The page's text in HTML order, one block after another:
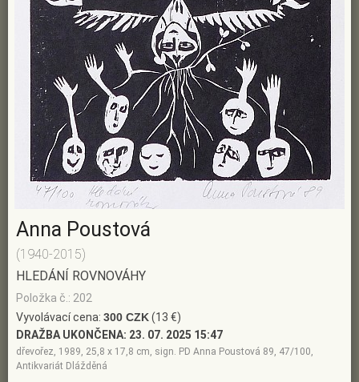
Anna Poustová
(1940-2015)
HLEDÁNÍ ROVNOVÁHY
Položka č.: 202
Vyvolávací cena: 300 CZK(13 €)
DRAŽBA UKONČENA: 23. 07. 2025 15:47
dřevořez, 1989, 25,8 x 17,8 cm, sign. PD Anna Poustová 89, 47/100,
Antikvariát Dlážděná